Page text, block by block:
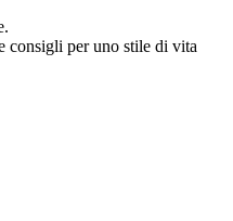
consigli per uno stile di vita